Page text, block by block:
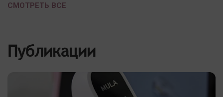
СМОТРЕТЬ ВСЕ
Публикации